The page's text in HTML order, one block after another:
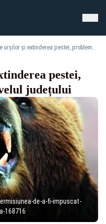
Atacurile urșilor și extinderea pestei, probleme grave la nivelul județului
pestei,
județului
de-a-fi-impuscat-
168716